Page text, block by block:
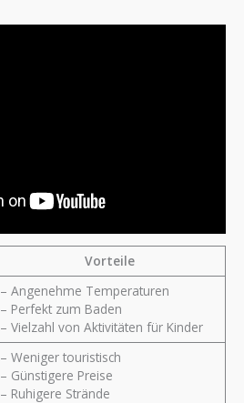
Vorteile
– Angenehme Temperaturen
– Perfekt zum Baden
– Vielzahl von Aktivitäten für Kinder
– Weniger touristisch
– Günstigere Preise
– Ruhigere Strände